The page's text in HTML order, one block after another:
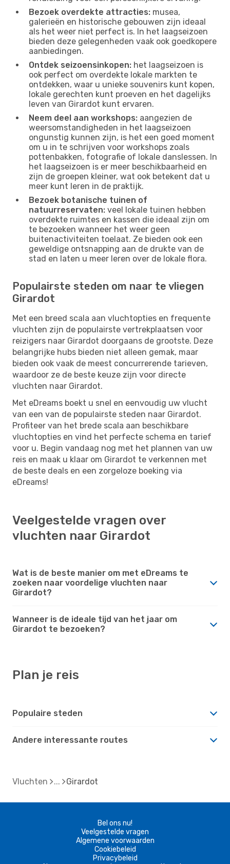
Bezoek overdekte attracties: musea,
galerieën en historische gebouwen zijn ideaal
als het weer niet perfect is. In het laagseizoen
bieden deze gelegenheden vaak ook goedkopere
aanbiedingen.
Ontdek seizoensinkopen: het laagseizoen is
ook perfect om overdekte lokale markten te
ontdekken, waar u unieke souvenirs kunt kopen,
lokale gerechten kunt proeven en het dagelijks
leven van Girardot kunt ervaren.
Neem deel aan workshops: aangezien de
weersomstandigheden in het laagseizoen
ongunstig kunnen zijn, is het een goed moment
om u in te schrijven voor workshops zoals
pottenbakken, fotografie of lokale danslessen. In
het laagseizoen is er meer beschikbaarheid en
zijn de groepen kleiner, wat ook betekent dat u
meer kunt leren in de praktijk.
Bezoek botanische tuinen of
natuurreservaten: veel lokale tuinen hebben
overdekte ruimtes en kassen die ideaal zijn om
te bezoeken wanneer het weer geen
buitenactiviteiten toelaat. Ze bieden ook een
geweldige ontsnapping aan de drukte van de
stad en laten u meer leren over de lokale flora.
Populairste steden om naar te vliegen
Girardot
Met een breed scala aan vluchtopties en frequente
vluchten zijn de populairste vertrekplaatsen voor
reizigers naar Girardot doorgaans de grootste. Deze
belangrijke hubs bieden niet alleen gemak, maar
bieden ook vaak de meest concurrerende tarieven,
waardoor ze de beste keuze zijn voor directe
vluchten naar Girardot.
Met eDreams boekt u snel en eenvoudig uw vlucht
van een van de populairste steden naar Girardot.
Profiteer van het brede scala aan beschikbare
vluchtopties en vind het perfecte schema en tarief
voor u. Begin vandaag nog met het plannen van uw
reis en maak u klaar om Girardot te verkennen met
de beste deals en een zorgeloze boeking via
eDreams!
Veelgestelde vragen over
vluchten naar Girardot
Wat is de beste manier om met eDreams te
zoeken naar voordelige vluchten naar
Girardot?
Wanneer is de ideale tijd van het jaar om
Girardot te bezoeken?
Plan je reis
Populaire steden
Andere interessante routes
Vluchten Girardot
Bel ons nu!
Veelgestelde vragen
Algemene voorwaarden
Cookiebeleid
Privacybeleid